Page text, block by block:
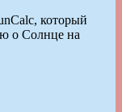
который
о Солнце на